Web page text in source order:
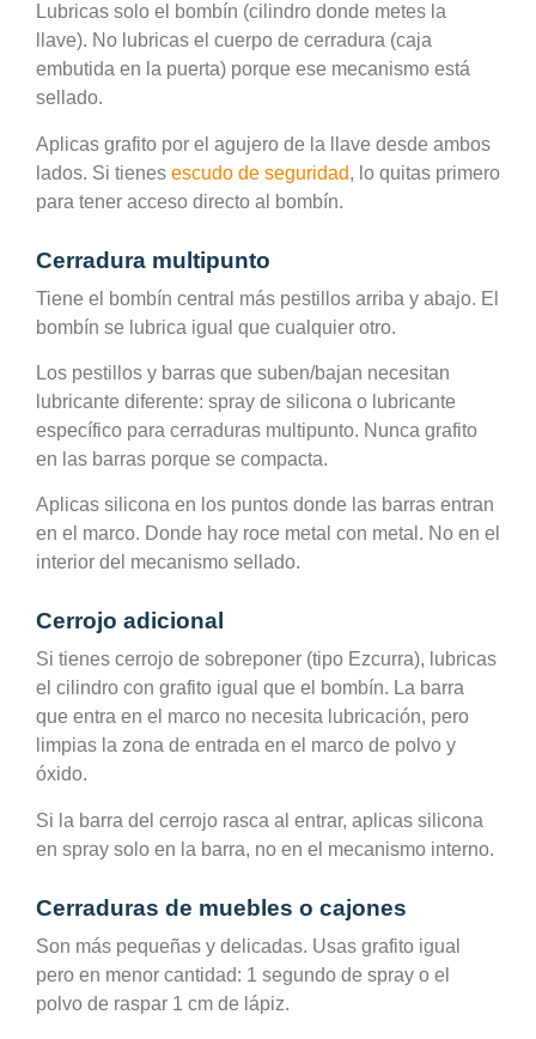
Lubricas solo el bombín (cilindro donde metes la
llave). No lubricas el cuerpo de cerradura (caja
embutida en la puerta) porque ese mecanismo está
sellado.
Aplicas grafito por el agujero de la llave desde ambos
lados. Si tienes escudo de seguridad, lo quitas primero
para tener acceso directo al bombín.
Cerradura multipunto
Tiene el bombín central más pestillos arriba y abajo. El
bombín se lubrica igual que cualquier otro.
Los pestillos y barras que suben/bajan necesitan
lubricante diferente: spray de silicona o lubricante
específico para cerraduras multipunto. Nunca grafito
en las barras porque se compacta.
Aplicas silicona en los puntos donde las barras entran
en el marco. Donde hay roce metal con metal. No en el
interior del mecanismo sellado.
Cerrojo adicional
Si tienes cerrojo de sobreponer (tipo Ezcurra), lubricas
el cilindro con grafito igual que el bombín. La barra
que entra en el marco no necesita lubricación, pero
limpias la zona de entrada en el marco de polvo y
óxido.
Si la barra del cerrojo rasca al entrar, aplicas silicona
en spray solo en la barra, no en el mecanismo interno.
Cerraduras de muebles o cajones
Son más pequeñas y delicadas. Usas grafito igual
pero en menor cantidad: 1 segundo de spray o el
polvo de raspar 1 cm de lápiz.